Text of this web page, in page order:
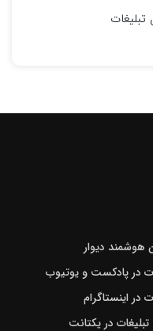
هوشمند دیوار
در پادکست و یوتیوب
در اینستاگرام
تبلیغات در یکتانت